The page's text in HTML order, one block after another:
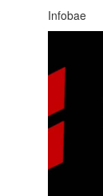
Infobae